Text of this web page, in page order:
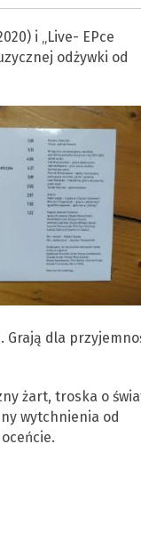
i „Live- EPce
odżywki od
Grają dla
żart, troska o
wytchnienia od